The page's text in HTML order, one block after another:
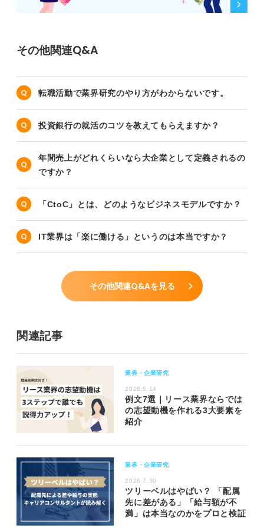
その他関連Q&A
転職活動で業界研究のやり方がわからないです。
投資銀行の就活のコツを教えてもらえますか？
年間売上がどれくらいなら大企業として定義されるの
ですか？
「CtoC」とは、どのようなビジネスモデルですか？
IT業界は「楽に働ける」というのは本当ですか？
その他関連Q&Aを見る
関連記事
業界・企業研究
2026.5.14
例文7選｜リース業界ならでは
の志望動機を作れる3大要素を
紹介
業界・企業研究
2026.7.30
ツリーベルはやばい？ 「配属
先に差がある」「給与額が不
満」は本当なのかをプロと検証